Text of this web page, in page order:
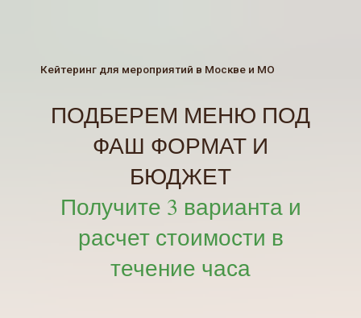
Кейтеринг для мероприятий в Москве и МО
ПОДБЕРЕМ МЕНЮ ПОД
ФАШ ФОРМАТ И
БЮДЖЕТ
Получите 3 варианта и
расчет стоимости в
течение часа